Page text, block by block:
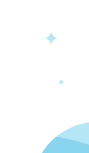
созданные